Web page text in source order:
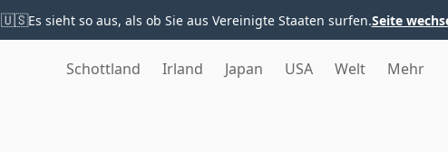
🇺🇸Es sieht so aus, als ob Sie aus Vereinigte Staaten surfen.Seite
Schottland Irland Japan USA Welt Mehr